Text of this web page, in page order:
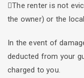
The renter is not
the owner) or the
In the event of
deducted from your
charged to you.